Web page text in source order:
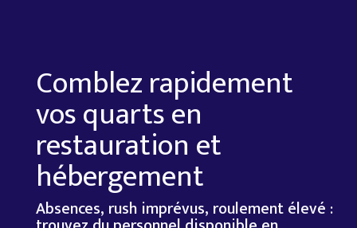
Comblez rapidement
vos quarts en
restauration et
hébergement
Absences, rush imprévus, roulement élevé :